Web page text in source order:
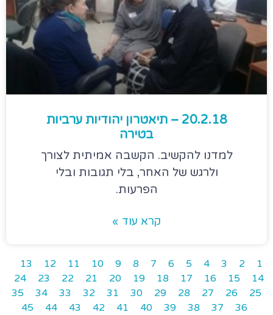
20.2.18 – תיאטרון יהודיות ערביות
בטירה
למדנו להקשיב. הקשבה אמיתית לצורך
ולרגש של האחר, בלי תגובות ובלי
הפרעות.
קרא עוד »
1
2
3
4
5
6
7
8
9
10
11
12
13
14
15
16
17
18
19
20
21
22
23
24
25
26
27
28
29
30
31
32
33
34
35
36
37
38
39
40
41
42
43
44
45